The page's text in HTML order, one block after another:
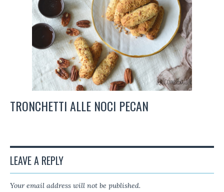
TRONCHETTI ALLE NOCI PECAN
LEAVE A REPLY
Your email address will not be published.